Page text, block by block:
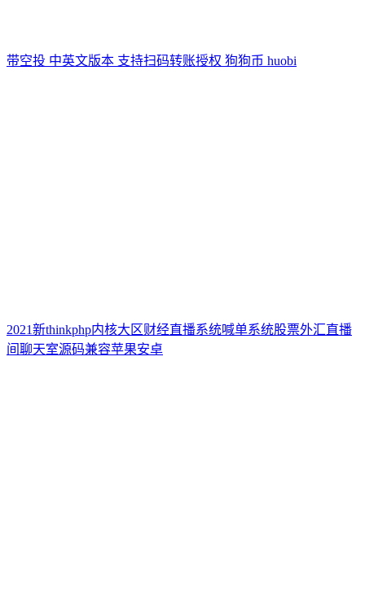
带空投 中英文版本 支持扫码转账授权 狗狗币 huobi
2021新thinkphp内核大区财经直播系统喊单系统股票外汇直播
间聊天室源码兼容苹果安卓